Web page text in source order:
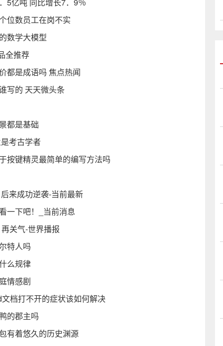
位数员工在岗不实
数学大模型
全推荐
都是成语吗 焦点热闻
写的 天天微头条
都是基础
考古学者
按键精灵最简单的编写方法吗
来成功逆袭-当前最新
一下吧！_当前消息
关气-世界播报
特人吗
么规律
情感剧
档打不开的症状该如何解决
的郡主吗
有着悠久的历史渊源